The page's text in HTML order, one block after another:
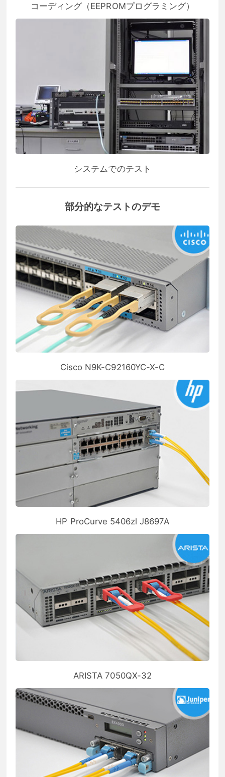
コーディング（EEPROMプログラミング）
システムでのテスト
部分的なテストのデモ
Cisco N9K-C92160YC-X-C
HP ProCurve 5406zl J8697A
ARISTA 7050QX-32